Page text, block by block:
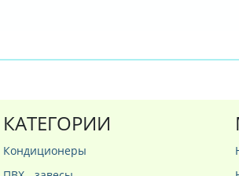
КАТЕГОРИИ
Кондиционеры